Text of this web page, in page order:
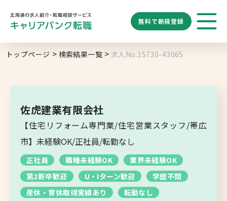
無料で新規登録
求人を探す ブックマーク
求人閲覧履歴 新着求人一覧
勤務地 業種 職種
札幌市
道央エリア
空知エリア
道東エリア
釧路・根室エリア
トップページ 検索結果一覧 求人No.15730-43065
佐虎建業有限会社
【住宅リフォーム専門業/住宅営業スタッフ/帯広
市】未経験OK/正社員/転勤なし
正社員 職種未経験OK
業界未経験OK
第2新卒歓迎
U・Iターン歓迎
学歴不問
産休・育休取得実績あり
転勤なし